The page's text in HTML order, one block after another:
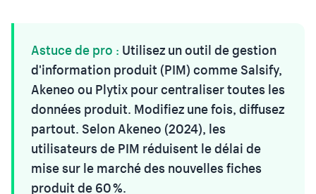
Astuce de pro : Utilisez un outil de gestion
d'information produit (PIM) comme Salsify,
Akeneo ou Plytix pour centraliser toutes les
données produit. Modifiez une fois, diffusez
partout. Selon Akeneo (2024), les
utilisateurs de PIM réduisent le délai de
mise sur le marché des nouvelles fiches
produit de 60 %.